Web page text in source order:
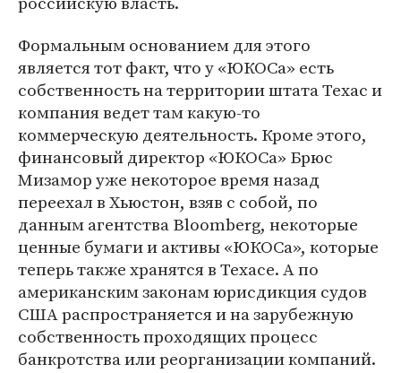
Формальным основанием для этого
является тот факт, что у «ЮКОСа» есть
собственность на территории штата Техас и
компания ведет там какую-то
коммерческую деятельность. Кроме этого,
финансовый директор «ЮКОСа» Брюс
Мизамор уже некоторое время назад
переехал в Хьюстон, взяв с собой, по
данным агентства Bloomberg, некоторые
ценные бумаги и активы «ЮКОСа», которые
теперь также хранятся в Техасе. А по
американским законам юрисдикция судов
США распространяется и на зарубежную
собственность проходящих процесс
банкротства или реорганизации компаний.